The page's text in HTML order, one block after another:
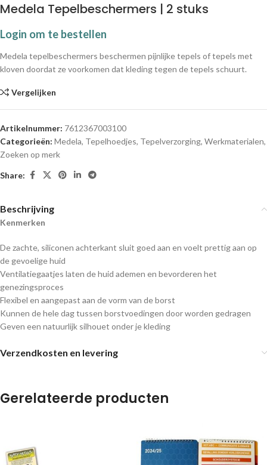
Medela Tepelbeschermers | 2 stuks
Login om te bestellen
Medela tepelbeschermers beschermen pijnlijke tepels of tepels met
kloven doordat ze voorkomen dat kleding tegen de tepels schuurt.
Vergelijken
Artikelnummer: 7612367003100
Categorieën: Medela, Tepelhoedjes, Tepelverzorging, Werkmaterialen,
Zoeken op merk
Share:
Beschrijving
Kenmerken
De zachte, siliconen achterkant sluit goed aan en voelt prettig aan op
de gevoelige huid
Ventilatiegaatjes laten de huid ademen en bevorderen het
genezingsproces
Flexibel en aangepast aan de vorm van de borst
Kunnen de hele dag tussen borstvoedingen door worden gedragen
Geven een natuurlijk silhouet onder je kleding
Verzendkosten en levering
Gerelateerde producten